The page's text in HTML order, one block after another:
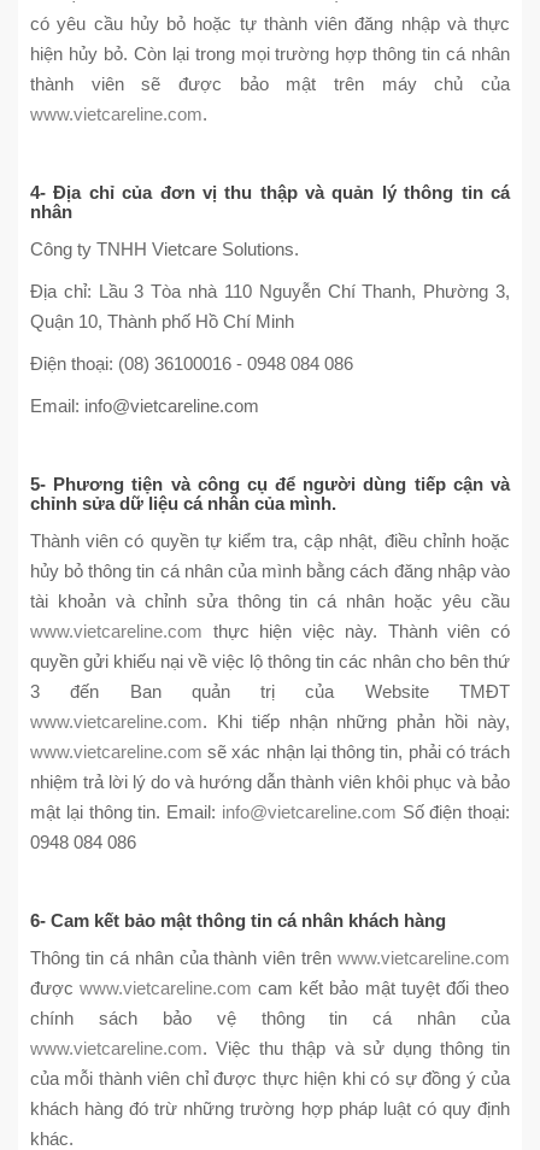
có yêu cầu hủy bỏ hoặc tự thành viên đăng nhập và thực
hiện hủy bỏ. Còn lại trong mọi trường hợp thông tin cá nhân
thành viên sẽ được bảo mật trên máy chủ của
www.vietcareline.com.
4- Địa chỉ của đơn vị thu thập và quản lý thông tin cá
nhân
Công ty TNHH Vietcare Solutions.
Địa chỉ: Lầu 3 Tòa nhà 110 Nguyễn Chí Thanh, Phường 3,
Quận 10, Thành phố Hồ Chí Minh
Điện thoại: (08) 36100016 - 0948 084 086
Email: info@vietcareline.com
5- Phương tiện và công cụ để người dùng tiếp cận và
chỉnh sửa dữ liệu cá nhân của mình.
Thành viên có quyền tự kiểm tra, cập nhật, điều chỉnh hoặc
hủy bỏ thông tin cá nhân của mình bằng cách đăng nhập vào
tài khoản và chỉnh sửa thông tin cá nhân hoặc yêu cầu
www.vietcareline.com thực hiện việc này. Thành viên có
quyền gửi khiếu nại về việc lộ thông tin các nhân cho bên thứ
3 đến Ban quản trị của Website TMĐT
www.vietcareline.com. Khi tiếp nhận những phản hồi này,
www.vietcareline.com sẽ xác nhận lại thông tin, phải có trách
nhiệm trả lời lý do và hướng dẫn thành viên khôi phục và bảo
mật lại thông tin. Email: info@vietcareline.com Số điện thoại:
0948 084 086
6- Cam kết bảo mật thông tin cá nhân khách hàng
Thông tin cá nhân của thành viên trên www.vietcareline.com
đượcwww.vietcareline.com cam kết bảo mật tuyệt đối theo
chính sách bảo vệ thông tin cá nhân của
www.vietcareline.com. Việc thu thập và sử dụng thông tin
của mỗi thành viên chỉ được thực hiện khi có sự đồng ý của
khách hàng đó trừ những trường hợp pháp luật có quy định
khác.